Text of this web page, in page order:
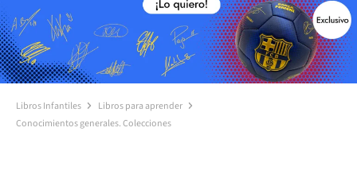
Libros Infantiles
Libros para aprender
Conocimientos generales. Colecciones